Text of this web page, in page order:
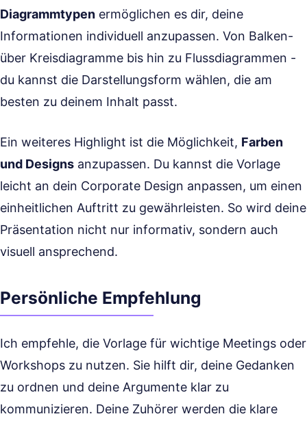
Diagrammtypen ermöglichen es dir, deine
Informationen individuell anzupassen. Von Balken-
über Kreisdiagramme bis hin zu Flussdiagrammen -
du kannst die Darstellungsform wählen, die am
besten zu deinem Inhalt passt.
Ein weiteres Highlight ist die Möglichkeit, Farben
und Designs anzupassen. Du kannst die Vorlage
leicht an dein Corporate Design anpassen, um einen
einheitlichen Auftritt zu gewährleisten. So wird deine
Präsentation nicht nur informativ, sondern auch
visuell ansprechend.
Persönliche Empfehlung
Ich empfehle, die Vorlage für wichtige Meetings oder
Workshops zu nutzen. Sie hilft dir, deine Gedanken
zu ordnen und deine Argumente klar zu
kommunizieren. Deine Zuhörer werden die klare